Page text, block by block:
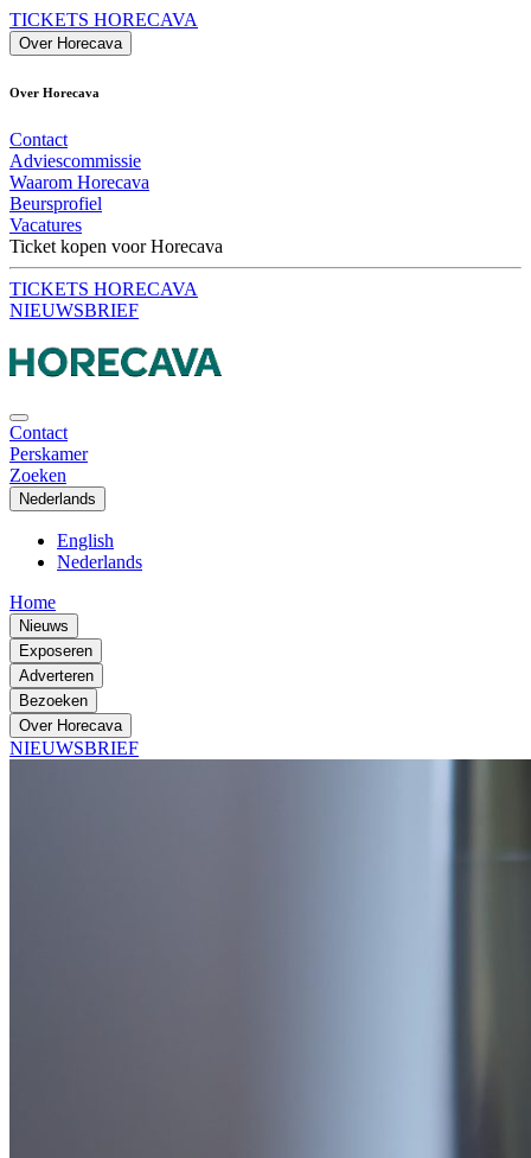
TICKETS HORECAVA
Over Horecava
Over Horecava
Contact
Adviescommissie
Waarom Horecava
Beursprofiel
Vacatures
Ticket kopen voor Horecava
TICKETS HORECAVA
NIEUWSBRIEF
Contact
Perskamer
Zoeken
Nederlands
English
Nederlands
Home
Nieuws
Exposeren
Adverteren
Bezoeken
Over Horecava
NIEUWSBRIEF